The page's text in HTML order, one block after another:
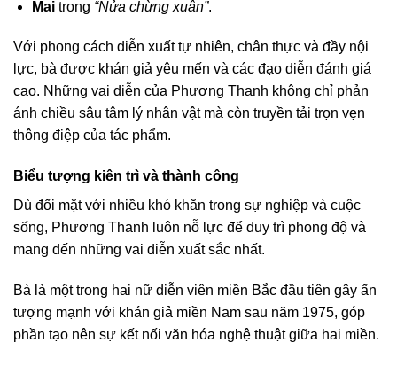
Maitrong “Nửa chừng xuân”.
Với phong cách diễn xuất tự nhiên, chân thực và đầy nội
lực, bà được khán giả yêu mến và các đạo diễn đánh giá
cao. Những vai diễn của Phương Thanh không chỉ phản
ánh chiều sâu tâm lý nhân vật mà còn truyền tải trọn vẹn
thông điệp của tác phẩm.
Biểu tượng kiên trì và thành công
Dù đối mặt với nhiều khó khăn trong sự nghiệp và cuộc
sống, Phương Thanh luôn nỗ lực để duy trì phong độ và
mang đến những vai diễn xuất sắc nhất.
Bà là một trong hai nữ diễn viên miền Bắc đầu tiên gây ấn
tượng mạnh với khán giả miền Nam sau năm 1975, góp
phần tạo nên sự kết nối văn hóa nghệ thuật giữa hai miền.